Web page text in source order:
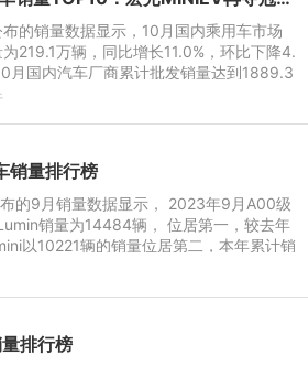
的销量数据显示，10月国内乘用车市场
219.1万辆，同比增长11.0%，环比下降4.
月国内汽车厂商累计批发销量达到1889.3
增长14.0%。
量排行榜
的9月销量数据显示， 2023年9月A00级
销量为14484辆， 位居第一，较去年
以10221辆的销量位居第二，本年累计销
排行榜